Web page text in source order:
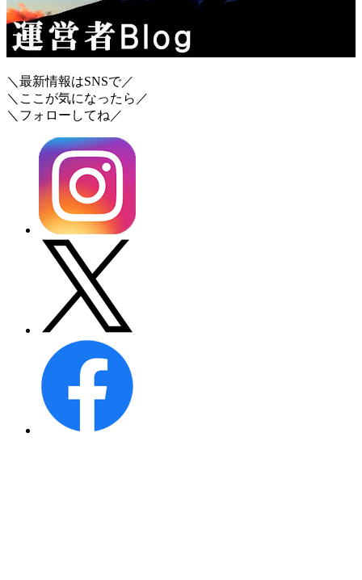
＼最新情報はSNSで／
＼ここが気になったら／
＼フォローしてね／